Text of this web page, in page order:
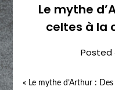
Le mythe
celtes à la
Posted
« Le mythe d’Arthur :